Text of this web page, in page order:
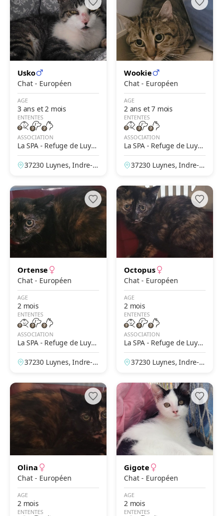
Usko
Chat - Européen
AGE
3 ans et 2 mois
ENTENTES
ASSOCIATION
La SPA - Refuge de Luyn
es – Tours
37230 Luynes, Indre-et
Wookie
Chat - Européen
AGE
2 ans et 7 mois
ENTENTES
ASSOCIATION
La SPA - Refuge de Luyn
es – Tours
37230 Luynes, Indre-et
Ortense
Chat - Européen
AGE
2 mois
ENTENTES
ASSOCIATION
La SPA - Refuge de Luyn
es – Tours
37230 Luynes, Indre-et
Octopus
Chat - Européen
AGE
2 mois
ENTENTES
ASSOCIATION
La SPA - Refuge de Luyn
es – Tours
37230 Luynes, Indre-et
Olina
Chat - Européen
AGE
2 mois
ENTENTES
Gigote
Chat - Européen
AGE
2 mois
ENTENTES